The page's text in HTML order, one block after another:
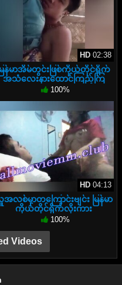
HD02:38
ြန်မာအိမ်တွင်းဖြစ်ကိုယ်တိုင်ရိုက်
အသံလေးနားထောင်ကြည့်ကြ
100%
HD04:13
လစ်မှာတကြောင်းဗျင်း မြန်မာ
ကိုယ်တိုင်ရိုက်လိုးကား
100%
Videos